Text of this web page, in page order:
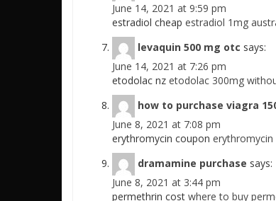
June 14, 2021 at 9:59 pm
estradiol cheap estradiol 1mg
levaquin 500 mg otc says:
June 14, 2021 at 7:26 pm
etodolac nz etodolac 300mg
how to purchase viagra
June 8, 2021 at 7:08 pm
erythromycin coupon erythromycin
dramamine purchase says:
June 8, 2021 at 3:44 pm
permethrin cost where to buy